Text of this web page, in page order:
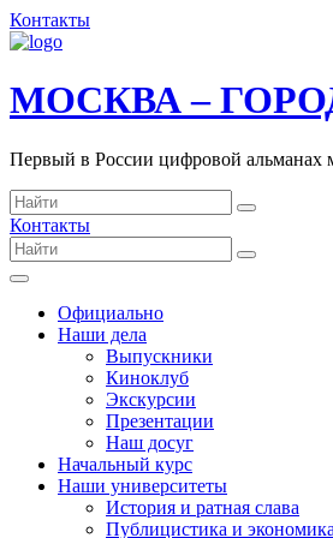
Контакты
МОСКВА –
Первый в России цифровой альманах
Контакты
Официально
Наши дела
Выпускники
Киноклуб
Экскурсии
Презентации
Наш досуг
Начальный курс
Наши университеты
История и ратная слава
Публицистика и экономика